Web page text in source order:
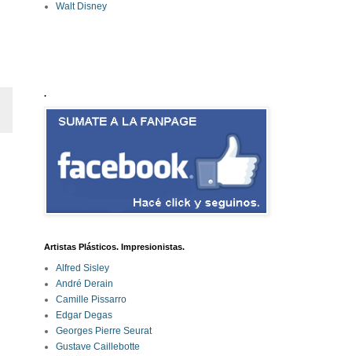
Walt Disney
.
Artistas Plásticos. Impresionistas.
Alfred Sisley
André Derain
Camille Pissarro
Edgar Degas
Georges Pierre Seurat
Gustave Caillebotte